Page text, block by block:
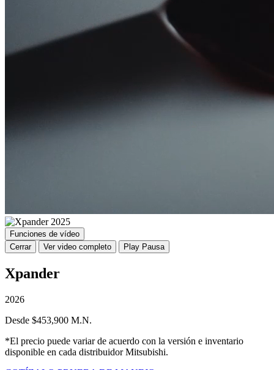
Funciones de vídeo
Cerrar
Ver video completo Play Pausa
Xpander
2026
Desde $453,900 M.N.
*El precio puede variar de acuerdo con la versión e inventario
disponible en cada distribuidor Mitsubishi.